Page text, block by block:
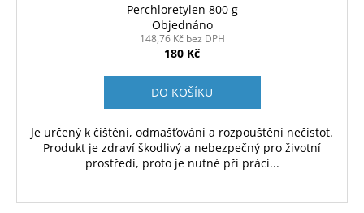
Perchloretylen 800 g
Objednáno
148,76 Kč bez DPH
180 Kč
DO KOŠÍKU
Je určený k čištění, odmašťování a rozpouštění nečistot.
Produkt je zdraví škodlivý a nebezpečný pro životní
prostředí, proto je nutné při práci...